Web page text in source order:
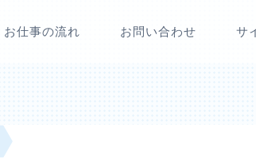
お仕事の流れ お問い合わせ サ